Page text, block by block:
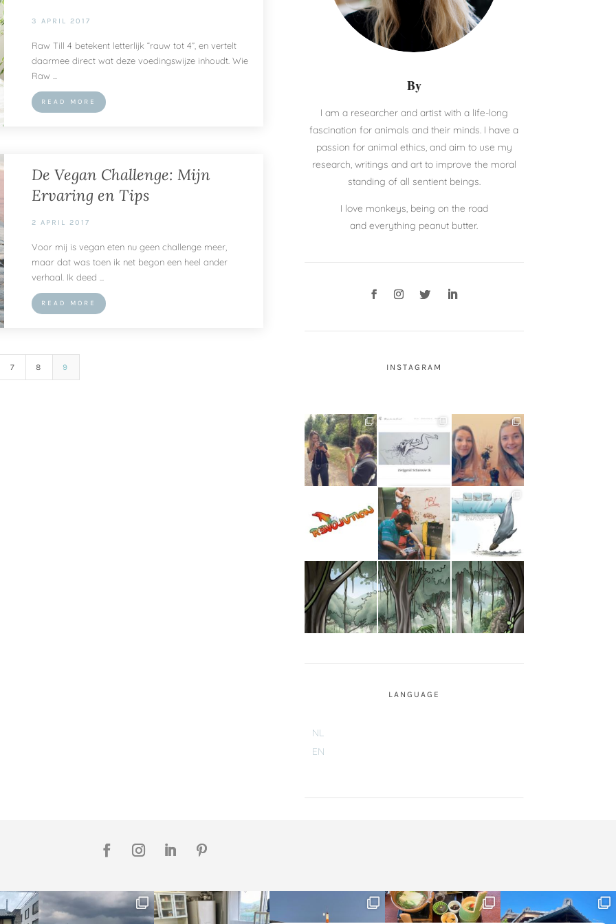
3 APRIL 2017
Raw Till 4 betekent letterlijk “rauw tot 4”, en vertelt
daarmee direct wat deze voedingswijze inhoudt. Wie
Raw ...
READ MORE
De Vegan Challenge: Mijn
Ervaring en Tips
2 APRIL 2017
Voor mij is vegan eten nu geen challenge meer,
maar dat was toen ik net begon een heel ander
verhaal. Ik deed ...
READ MORE
7 8 9
By
I am a researcher and artist with a life-long
fascination for animals and their minds. I have a
passion for animal ethics, and aim to use my
research, writings and art to improve the moral
standing of all sentient beings.
I love monkeys, being on the road
and everything peanut butter.
INSTAGRAM
LANGUAGE
NL
EN